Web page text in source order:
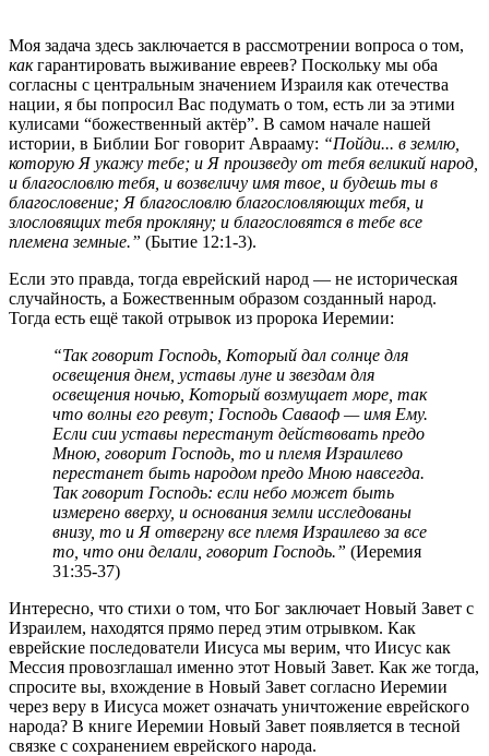
Моя задача здесь заключается в рассмотрении вопроса о том,
какгарантировать выживание евреев? Поскольку мы оба
согласны с центральным значением Израиля как отечества
нации, я бы попросил Вас подумать о том, есть ли за этими
кулисами “божественный актёр”. В самом начале нашей
истории, в Библии Бог говорит Аврааму: “Пойди... в землю,
которую Я укажу тебе; и Я произведу от тебя великий народ,
и благословлю тебя, и возвеличу имя твое, и будешь ты в
благословение; Я благословлю благословляющих тебя, и
злословящих тебя прокляну; и благословятся в тебе все
племена земные.” (Бытие 12:1-3).
Если это правда, тогда еврейский народ — не историческая
случайность, а Божественным образом созданный народ.
Тогда есть ещё такой отрывок из пророка Иеремии:
“Так говорит Господь, Который дал солнце для
освещения днем, уставы луне и звездам для
освещения ночью, Который возмущает море, так
что волны его ревут; Господь Саваоф — имя Ему.
Если сии уставы перестанут действовать предо
Мною, говорит Господь, то и племя Израилево
перестанет быть народом предо Мною навсегда.
Так говорит Господь: если небо может быть
измерено вверху, и основания земли исследованы
внизу, то и Я отвергну все племя Израилево за все
то, что они делали, говорит Господь.” (Иеремия
31:35-37)
Интересно, что стихи о том, что Бог заключает Новый Завет с
Израилем, находятся прямо перед этим отрывком. Как
еврейские последователи Иисуса мы верим, что Иисус как
Мессия провозглашал именно этот Новый Завет. Как же тогда,
спросите вы, вхождение в Новый Завет согласно Иеремии
через веру в Иисуса может означать уничтожение еврейского
народа? В книге Иеремии Новый Завет появляется в тесной
связке с сохранением еврейского народа.